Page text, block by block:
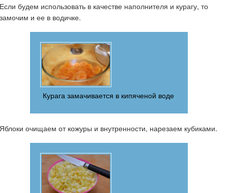
Если будем использовать в качестве наполнителя и курагу, то
замочим и ее в водичке.
Курага замачивается в кипяченой воде
Яблоки очищаем от кожуры и внутренности, нарезаем кубиками.